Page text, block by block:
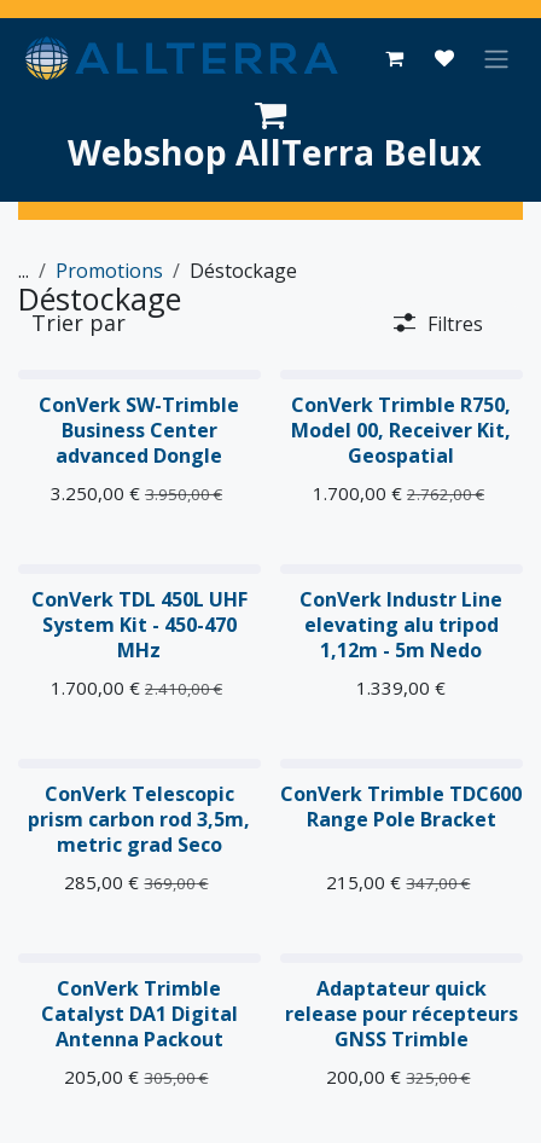
Se rendre au contenu
Webshop AllTerra Belux
... Promotions Déstockage
Déstockage
Trier par Filtres
DESTOCKAGE
ConVerk SW-Trimble
Business Center
advanced Dongle
3.250,00 € 3.950,00€
DESTOCKAGE
ConVerk Trimble R750,
Model 00, Receiver Kit,
Geospatial
1.700,00 € 2.762,00€
DESTOCKAGE
ConVerk TDL 450L UHF
System Kit - 450-470
MHz
1.700,00 € 2.410,00€
ConVerk Industr Line
elevating alu tripod
1,12m - 5m Nedo
1.339,00 €
ConVerk Telescopic
prism carbon rod 3,5m,
metric grad Seco
285,00 € 369,00€
ConVerk Trimble TDC600
Range Pole Bracket
215,00 € 347,00€
ConVerk Trimble
Catalyst DA1 Digital
Antenna Packout
205,00 € 305,00€
Adaptateur quick
release pour récepteurs
GNSS Trimble
200,00 € 325,00€